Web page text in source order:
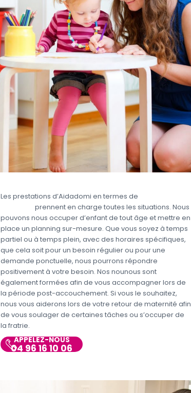
Les prestations d’Aidadomi en termes de
prennent en charge toutes les situations. Nous
pouvons nous occuper d’enfant de tout âge et mettre en
place un planning sur-mesure. Que vous soyez à temps
partiel ou à temps plein, avec des horaires spécifiques,
que cela soit pour un besoin régulier ou pour une
demande ponctuelle, nous pourrons répondre
positivement à votre besoin. Nos nounous sont
également formées afin de vous accompagner lors de
la période post-accouchement. Si vous le souhaitez,
nous vous aiderons lors de votre retour de maternité afin
de vous soulager de certaines tâches ou s’occuper de
la fratrie.
APPELEZ-NOUS
04 96 16 10 06